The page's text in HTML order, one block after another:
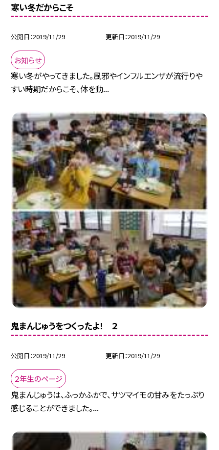
寒い冬だからこそ
公開日 2019/11/29 更新日 2019/11/29
お知らせ
寒い冬がやってきました。風邪やインフルエンザが流行りや
すい時期だからこそ、体を動...
鬼まんじゅうをつくったよ！ ２
公開日 2019/11/29 更新日 2019/11/29
２年生のページ
鬼まんじゅうは、ふっかふかで、サツマイモの甘みをたっぷり
感じることができました。...